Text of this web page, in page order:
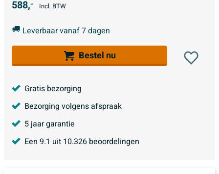
588,- Incl. BTW
Leverbaar vanaf 7 dagen
Bestel nu
Gratis bezorging
Bezorging volgens afspraak
5 jaar garantie
Een 9.1 uit 10.326 beoordelingen